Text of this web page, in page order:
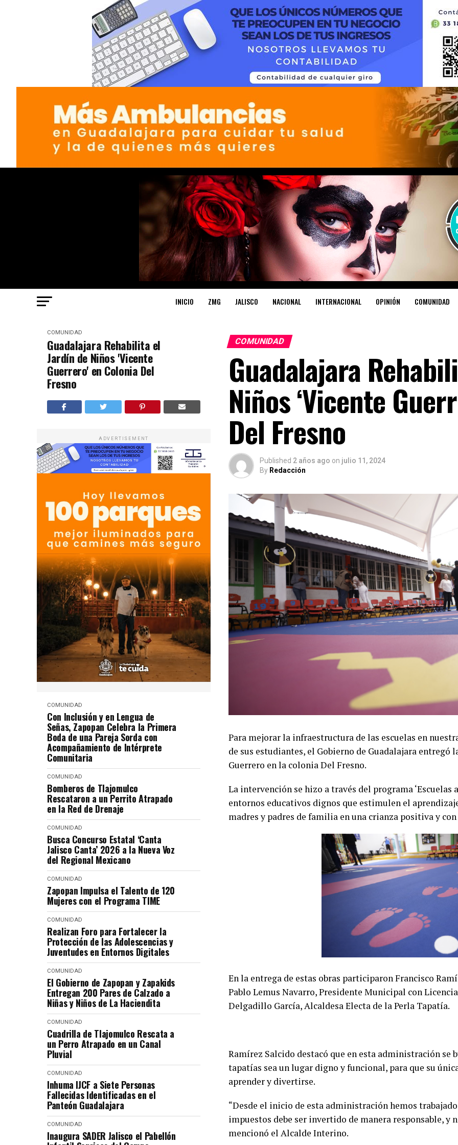
INICIO ZMG JALISCO NACIONAL INTERNACIONAL OPINIÓN COMUNIDAD
COMUNIDAD
Guadalajara Rehabilita el
Jardín de Niños 'Vicente
Guerrero' en Colonia Del
Fresno
ADVERTISEMENT
COMUNIDAD
Con Inclusión y en Lengua de
Señas, Zapopan Celebra la Primera
Boda de una Pareja Sorda con
Acompañamiento de Intérprete
Comunitaria
COMUNIDAD
Bomberos de Tlajomulco
Rescataron a un Perrito Atrapado
en la Red de Drenaje
COMUNIDAD
Busca Concurso Estatal ‘Canta
Jalisco Canta’ 2026 a la Nueva Voz
del Regional Mexicano
COMUNIDAD
Zapopan Impulsa el Talento de 120
Mujeres con el Programa TIME
COMUNIDAD
Realizan Foro para Fortalecer la
Protección de las Adolescencias y
Juventudes en Entornos Digitales
COMUNIDAD
El Gobierno de Zapopan y Zapakids
Entregan 200 Pares de Calzado a
Niñas y Niños de La Haciendita
COMUNIDAD
Cuadrilla de Tlajomulco Rescata a
un Perro Atrapado en un Canal
Pluvial
COMUNIDAD
Inhuma IJCF a Siete Personas
Fallecidas Identificadas en el
Panteón Guadalajara
COMUNIDAD
Inaugura SADER Jalisco el Pabellón
COMUNIDAD
Guadalajara
Niños ‘Vicente
Del Fresno
Published 2 años ago on julio 11, 2024
By Redacción
Para mejorar la infraestructura de las escuelas en
de sus estudiantes, el Gobierno de Guadalajara
Guerrero en la colonia Del Fresno.
La intervención se hizo a través del programa
entornos educativos dignos que estimulen el
madres y padres de familia en una crianza positiva y
En la entrega de estas obras participaron Francisco
Pablo Lemus Navarro, Presidente Municipal con
Delgadillo García, Alcaldesa Electa de la Perla Tapatía.
Ramírez Salcido destacó que en esta administración se
tapatías sea un lugar digno y funcional, para que su
aprender y divertirse.
“Desde el inicio de esta administración hemos
impuestos debe ser invertido de manera responsable, y
mencionó el Alcalde Interino.